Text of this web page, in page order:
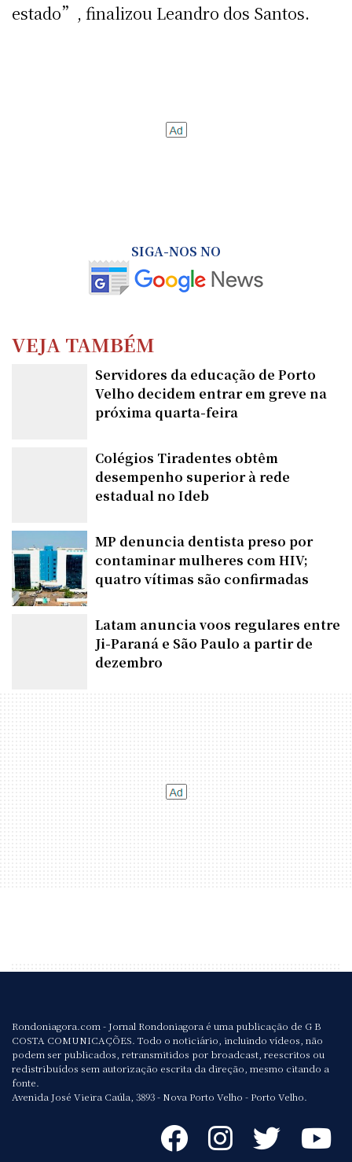
estado”, finalizou Leandro dos Santos.
SIGA-NOS NO
VEJA TAMBÉM
Servidores da educação de Porto
Velho decidem entrar em greve na
próxima quarta-feira
Colégios Tiradentes obtêm
desempenho superior à rede
estadual no Ideb
MP denuncia dentista preso por
contaminar mulheres com HIV;
quatro vítimas são confirmadas
Latam anuncia voos regulares entre
Ji-Paraná e São Paulo a partir de
dezembro
Rondoniagora.com - Jornal Rondoniagora é uma publicação de G B
COSTA COMUNICAÇÕES. Todo o noticiário, incluindo vídeos, não
podem ser publicados, retransmitidos por broadcast, reescritos ou
redistribuídos sem autorização escrita da direção, mesmo citando a
fonte.
Avenida José Vieira Caúla, 3893 - Nova Porto Velho - Porto Velho.